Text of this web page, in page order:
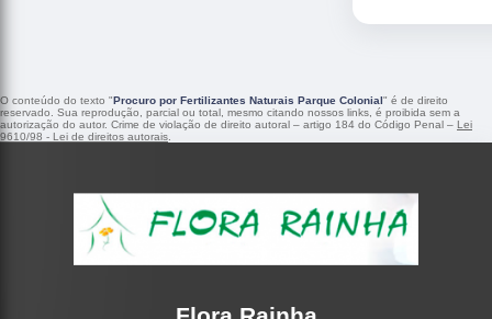
O conteúdo do texto "Procuro por Fertilizantes Naturais Parque Colonial" é de direito
reservado. Sua reprodução, parcial ou total, mesmo citando nossos links, é proibida sem a
autorização do autor. Crime de violação de direito autoral – artigo 184 do Código Penal – Lei
9610/98 - Lei de direitos autorais